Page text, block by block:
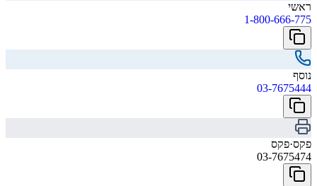
ראשי
1-800-666-775
נוסף
03-7675444
פקס·פקס
03-7675474